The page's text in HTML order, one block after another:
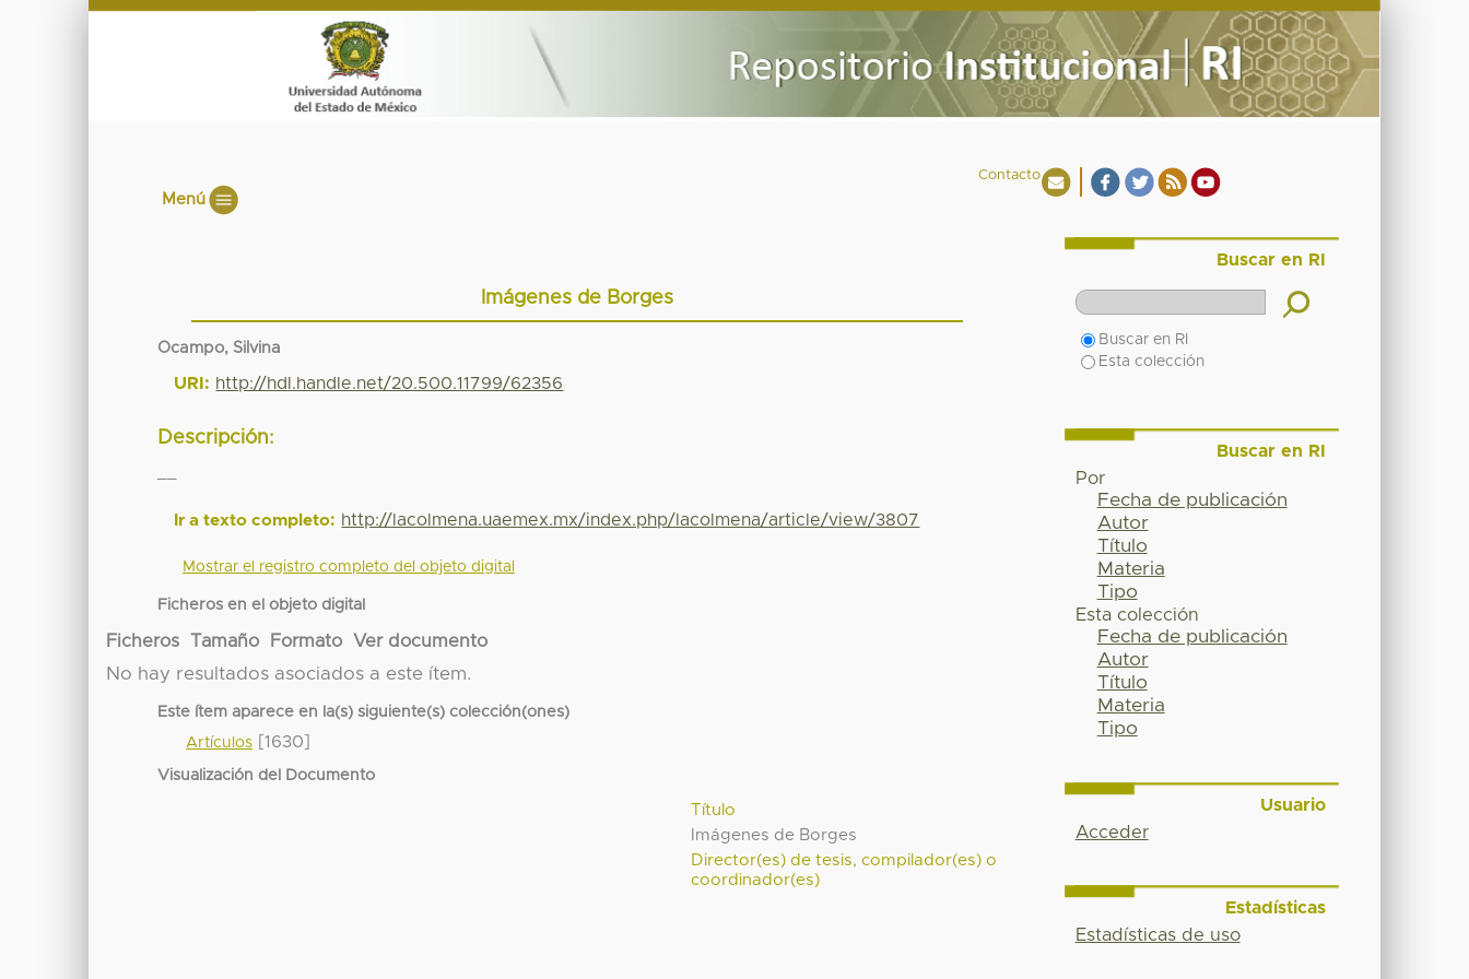
Contacto
Menú
Imágenes de Borges
Ocampo, Silvina
URI: http://hdl.handle.net/20.500.11799/62356
Descripción:
Ir a texto completo: http://lacolmena.uaemex.mx/index.php/lacolmena/article/view/3807
Mostrar el registro completo del objeto digital
Ficheros en el objeto digital
Ficheros Tamaño Formato
Ver documento
No hay resultados asociados a este ítem.
Este ítem aparece en la(s) siguiente(s) colección(ones)
Artículos [1630]
Visualización del Documento
Título
Imágenes de Borges
Director(es) de tesis, compilador(es) o
coordinador(es)
Buscar en RI
Buscar en RI
Esta colección
Buscar en RI
Por
Fecha de publicación
Autor
Título
Materia
Tipo
Esta colección
Fecha de publicación
Autor
Título
Materia
Tipo
Usuario
Acceder
Estadísticas
Estadísticas de uso